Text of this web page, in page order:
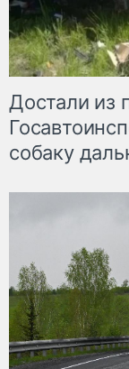
Достали из
собаку